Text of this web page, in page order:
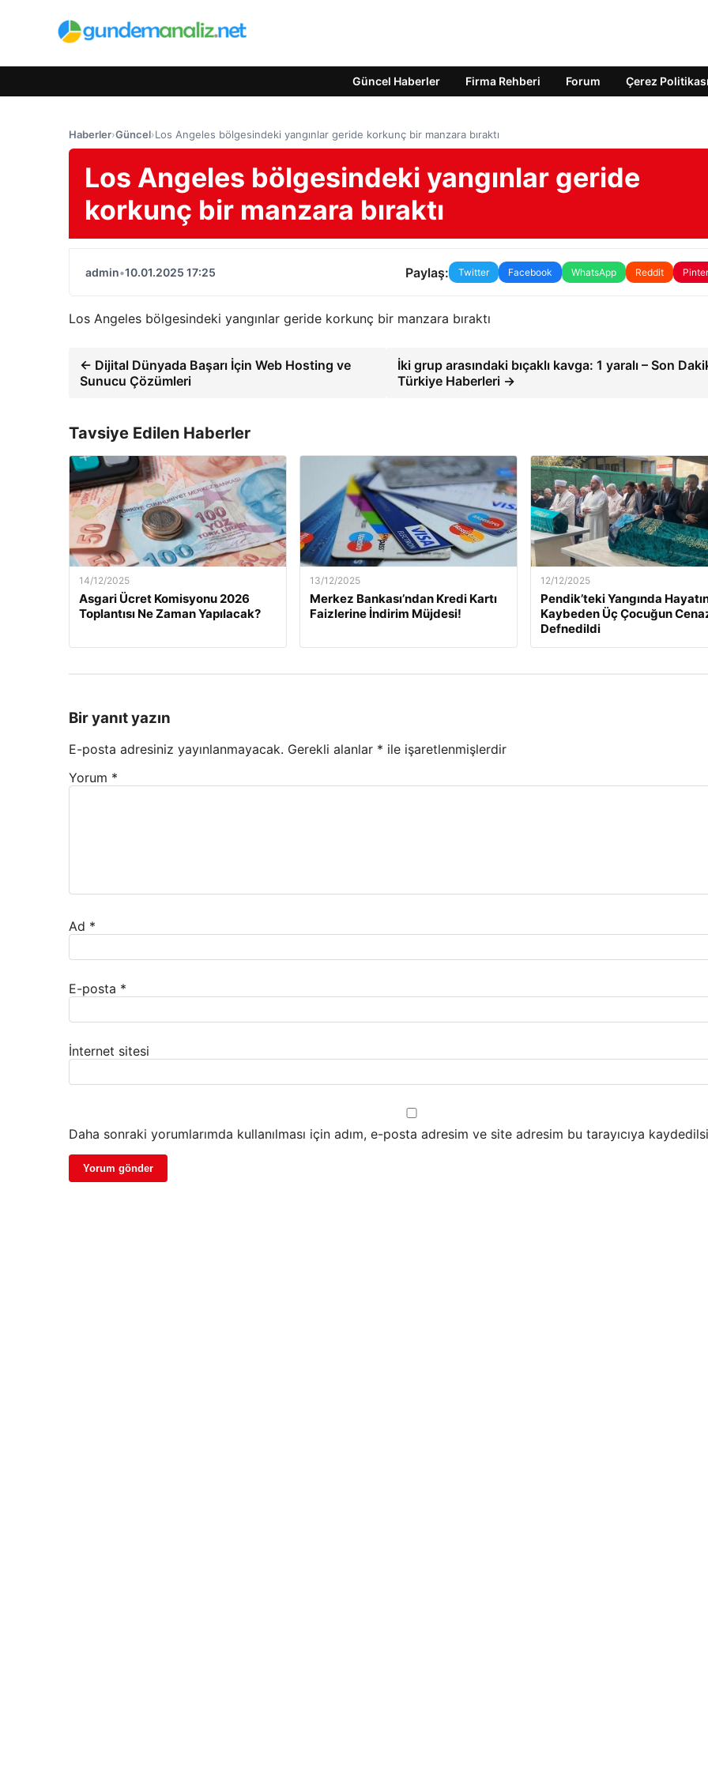
Güncel Haberler Firma Rehberi Forum Çerez Politikası
Haberler›Güncel›Los Angeles bölgesindeki yangınlar geride korkunç bir manzara bıraktı
Los Angeles bölgesindeki yangınlar geride
korkunç bir manzara bıraktı
admin•10.01.2025 17:25 Paylaş: Twitter Facebook WhatsApp Reddit
Los Angeles bölgesindeki yangınlar geride korkunç bir manzara bıraktı
← Dijital Dünyada Başarı İçin Web Hosting ve
Sunucu Çözümleri
İki grup arasındaki bıçaklı kavga: 1 yaralı – Son
Türkiye Haberleri →
Tavsiye Edilen Haberler
14/12/2025
Asgari Ücret Komisyonu 2026
Toplantısı Ne Zaman Yapılacak?
13/12/2025
Merkez Bankası’ndan Kredi Kartı
Faizlerine İndirim Müjdesi!
12/12/2025
Pendik’teki Yangında
Kaybeden Üç Çocuğun
Defnedildi
Bir yanıt yazın
E-posta adresiniz yayınlanmayacak. Gerekli alanlar * ile işaretlenmişlerdir
Yorum *
Ad *
E-posta *
İnternet sitesi
Daha sonraki yorumlarımda kullanılması için adım, e-posta adresim ve site adresim bu tarayıcıya